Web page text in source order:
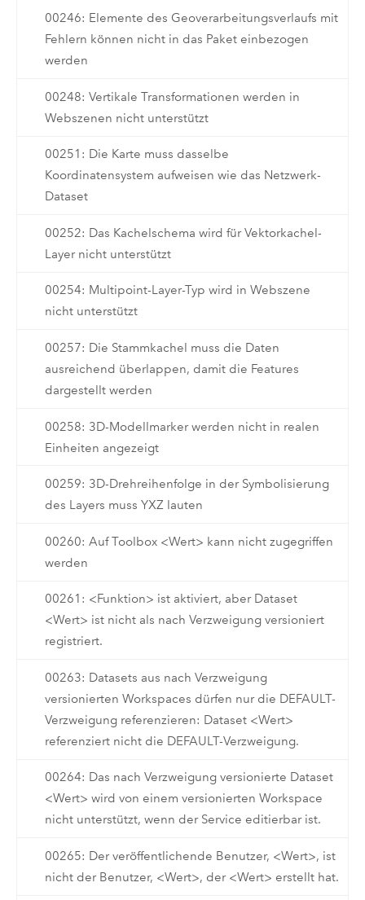
00246: Elemente des Geoverarbeitungsverlaufs mit
Fehlern können nicht in das Paket einbezogen
werden
00248: Vertikale Transformationen werden in
Webszenen nicht unterstützt
00251: Die Karte muss dasselbe
Koordinatensystem aufweisen wie das Netzwerk-
Dataset
00252: Das Kachelschema wird für Vektorkachel-
Layer nicht unterstützt
00254: Multipoint-Layer-Typ wird in Webszene
nicht unterstützt
00257: Die Stammkachel muss die Daten
ausreichend überlappen, damit die Features
dargestellt werden
00258: 3D-Modellmarker werden nicht in realen
Einheiten angezeigt
00259: 3D-Drehreihenfolge in der Symbolisierung
des Layers muss YXZ lauten
00260: Auf Toolbox <Wert> kann nicht zugegriffen
werden
00261: <Funktion> ist aktiviert, aber Dataset
<Wert> ist nicht als nach Verzweigung versioniert
registriert.
00263: Datasets aus nach Verzweigung
versionierten Workspaces dürfen nur die DEFAULT-
Verzweigung referenzieren: Dataset <Wert>
referenziert nicht die DEFAULT-Verzweigung.
00264: Das nach Verzweigung versionierte Dataset
<Wert> wird von einem versionierten Workspace
nicht unterstützt, wenn der Service editierbar ist.
00265: Der veröffentlichende Benutzer, <Wert>, ist
nicht der Benutzer, <Wert>, der <Wert> erstellt hat.